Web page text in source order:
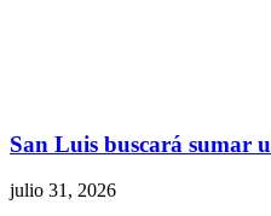
San Luis buscará sumar
julio 31, 2026